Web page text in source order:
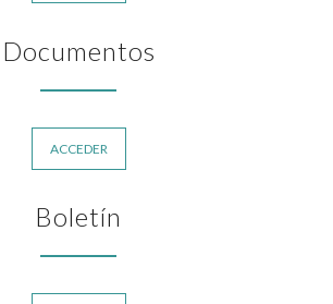
Documentos
ACCEDER
Boletín